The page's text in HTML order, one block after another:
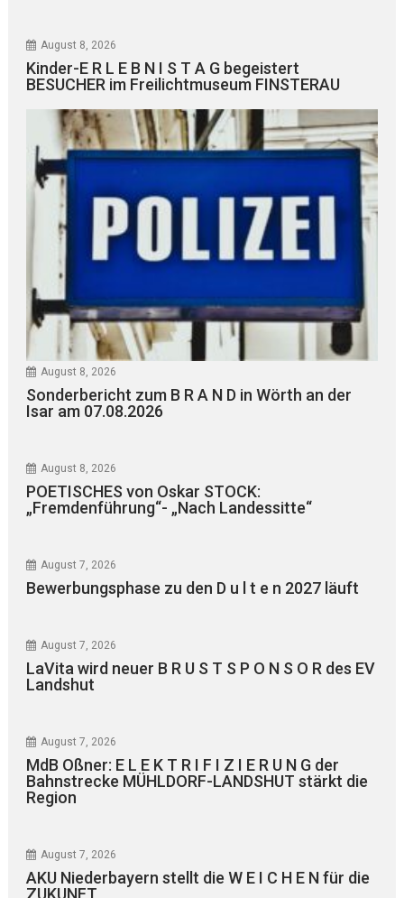
August 8, 2026
Kinder-E R L E B N I S T A G begeistert
BESUCHER im Freilichtmuseum FINSTERAU
August 8, 2026
Sonderbericht zum B R A N D in Wörth an der
Isar am 07.08.2026
August 8, 2026
POETISCHES von Oskar STOCK:
„Fremdenführung“- „Nach Landessitte“
August 7, 2026
Bewerbungsphase zu den D u l t e n 2027 läuft
August 7, 2026
LaVita wird neuer B R U S T S P O N S O R des EV
Landshut
August 7, 2026
MdB Oßner: E L E K T R I F I Z I E R U N G der
Bahnstrecke MÜHLDORF-LANDSHUT stärkt die
Region
August 7, 2026
AKU Niederbayern stellt die W E I C H E N für die
ZUKUNFT